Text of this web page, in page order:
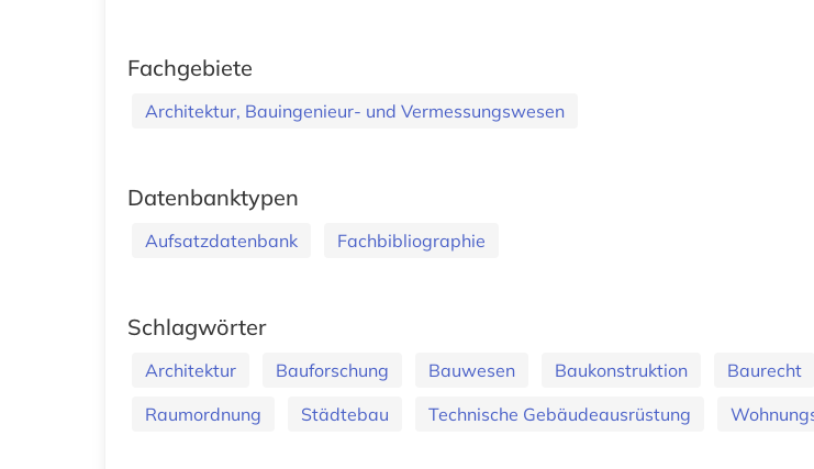
Fachgebiete
Architektur, Bauingenieur- und Vermessungswesen
Datenbanktypen
Aufsatzdatenbank Fachbibliographie
Schlagwörter
Architektur Bauforschung Bauwesen Baukonstruktion Baurecht
Raumordnung
Städtebau Technische Gebäudeausrüstung